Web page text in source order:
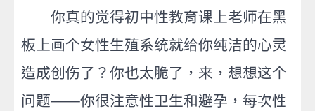
你真的觉得初中性教育课上老师在黑
板上画个女性生殖系统就给你纯洁的心灵
造成创伤了？你也太脆了，来，想想这个
问题——你很注意性卫生和避孕，每次性